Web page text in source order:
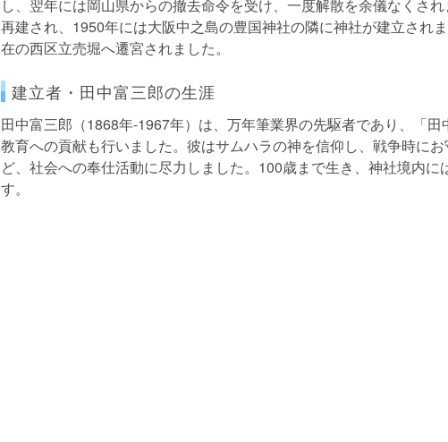
し、翌年には岡山県からの撤去命令を受け、一度解散を余儀なくさ
再建され、1950年には大阪中之島の豊国神社の隣に神社が建立され
在の西区立売堀へ遷宮されました。
建立者・田中富三郎の生涯
田中富三郎（1868年-1967年）は、万年筆業界の先駆者であり、「田
教育への貢献も行いました。彼はサムハラの神を信仰し、戦争時に
ど、社会への奉仕活動に尽力しました。100歳まで生き、神社境内に
す。